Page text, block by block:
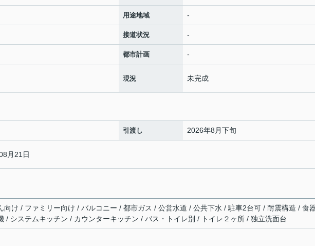
用途地域 -
接道状況 -
都市計画 -
現況 未完成
引渡し 2026年8月下旬
月21日
向け / ファミリー向け / バルコニー / 都市ガス / 公営水道 / 公共下水 / 駐車2台可 / 耐震構造 / 食
/ システムキッチン / カウンターキッチン / バス・トイレ別 / トイレ２ヶ所 / 独立洗面台